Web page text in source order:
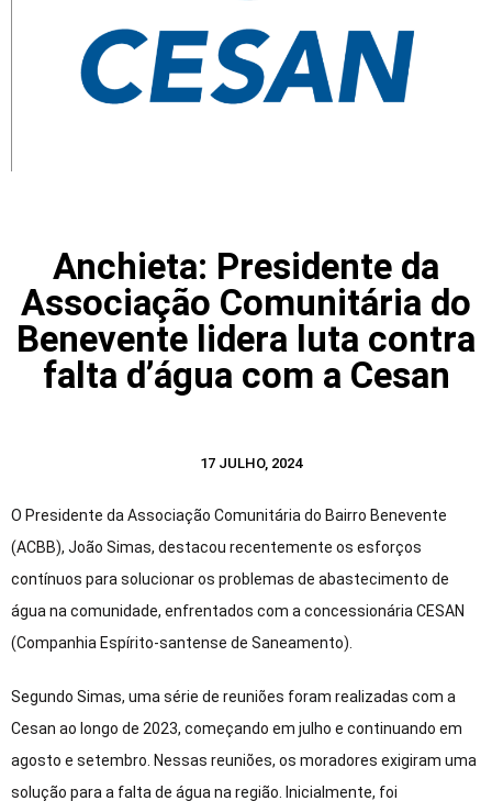
Anchieta: Presidente da
Associação Comunitária do
Benevente lidera luta contra
falta d’água com a Cesan
17 JULHO, 2024
O Presidente da Associação Comunitária do Bairro Benevente
(ACBB), João Simas, destacou recentemente os esforços
contínuos para solucionar os problemas de abastecimento de
água na comunidade, enfrentados com a concessionária CESAN
(Companhia Espírito-santense de Saneamento).
Segundo Simas, uma série de reuniões foram realizadas com a
Cesan ao longo de 2023, começando em julho e continuando em
agosto e setembro. Nessas reuniões, os moradores exigiram uma
solução para a falta de água na região. Inicialmente, foi